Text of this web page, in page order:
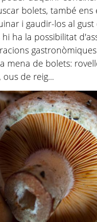
bolets, també
i gaudir-los al
ha la possibilitat
mena de bolets:
de reig...